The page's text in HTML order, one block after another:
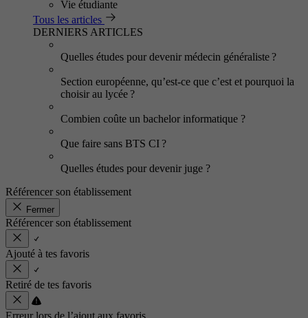
Vie étudiante
Tous les articles
DERNIERS ARTICLES
Quelles études pour devenir médecin généraliste ?
Section européenne, qu’est-ce que c’est et pourquoi la
choisir au lycée ?
Combien coûte un bachelor informatique ?
Que faire sans BTS CI ?
Quelles études pour devenir juge ?
Référencer son établissement
Fermer
Référencer son établissement
Ajouté à tes favoris
Retiré de tes favoris
Erreur lors de l’ajout aux favoris